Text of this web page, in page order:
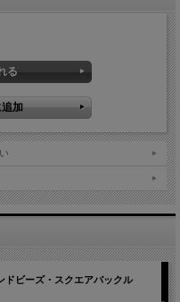
ビーズ・スクエアバックル